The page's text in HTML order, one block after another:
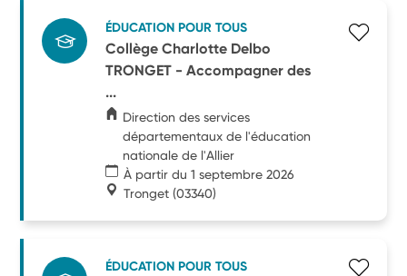
ÉDUCATION POUR TOUS
Collège Charlotte Delbo
TRONGET - Accompagner des
...
Direction des services
départementaux de l'éducation
nationale de l'Allier
À partir du 1 septembre 2026
Tronget (03340)
ÉDUCATION POUR TOUS